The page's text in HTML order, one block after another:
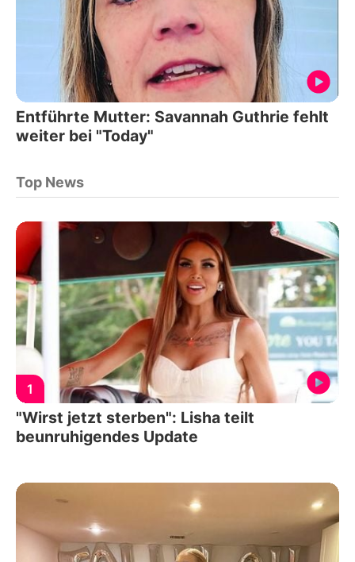
Entführte Mutter: Savannah Guthrie fehlt
weiter bei "Today"
Top News
1
"Wirst jetzt sterben": Lisha teilt
beunruhigendes Update